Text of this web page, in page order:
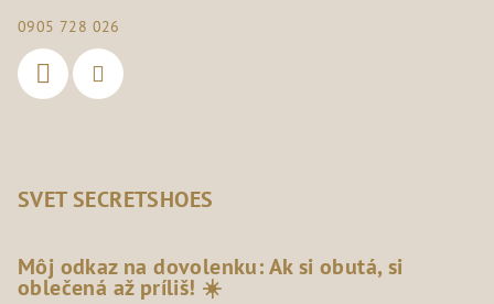
0905 728 026
SVET SECRETSHOES
Môj odkaz na dovolenku: Ak si obutá, si
oblečená až príliš! ☀️